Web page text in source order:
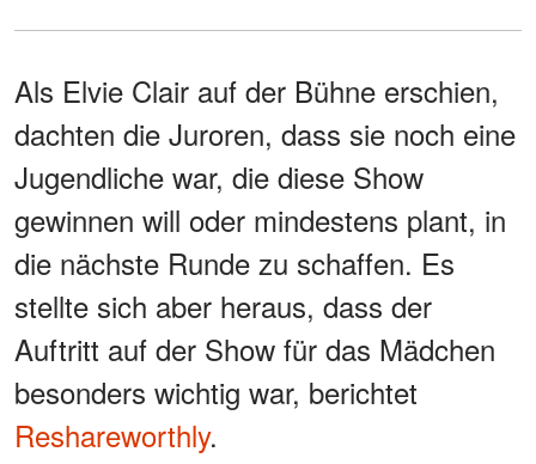
Als Elvie Clair auf der Bühne erschien,
dachten die Juroren, dass sie noch eine
Jugendliche war, die diese Show
gewinnen will oder mindestens plant, in
die nächste Runde zu schaffen. Es
stellte sich aber heraus, dass der
Auftritt auf der Show für das Mädchen
besonders wichtig war, berichtet
Reshareworthly.